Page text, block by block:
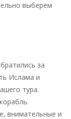
выберем
за
Ислама и
тура.
внимательные и